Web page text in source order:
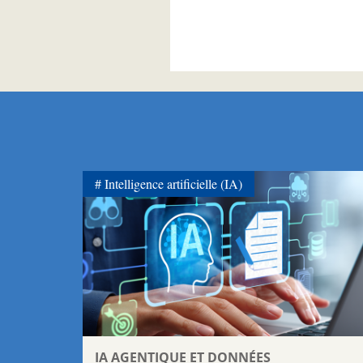
IA AGENTIQUE ET DONNÉES
Intelligence artificielle (IA)